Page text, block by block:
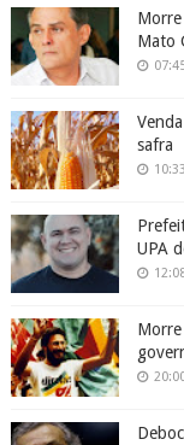
Mato
safra
10:33
UPA